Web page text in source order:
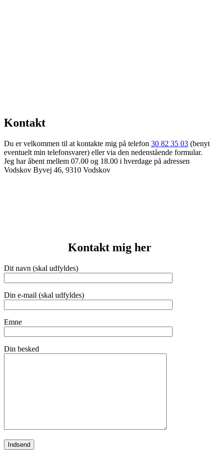
Kontakt
Du er velkommen til at kontakte mig på telefon 30 82 35 03 (benyt
eventuelt min telefonsvarer) eller via den nedenstående formular.
Jeg har åbent mellem 07.00 og 18.00 i hverdage på adressen
Vodskov Byvej 46, 9310 Vodskov
Kontakt mig her
Dit navn (skal udfyldes)
Din e-mail (skal udfyldes)
Emne
Din besked